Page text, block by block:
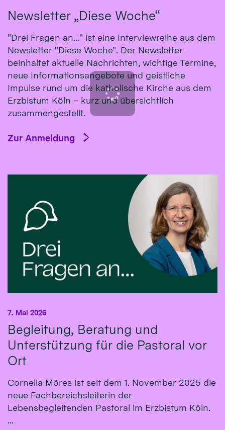
Newsletter „Diese Woche“
"Drei Fragen an..." ist eine Interviewreihe aus dem
Newsletter "Diese Woche". Der Newsletter
beinhaltet aktuelle Nachrichten, wichtige Termine,
neue Informationsangebote und geistliche
Impulse rund um die katholische Kirche aus dem
Erzbistum Köln – kurz und übersichtlich
zusammengestellt.
Zur Anmeldung
Begleitung, Beratung und
Unterstützung für die Pastoral vor
Ort
7. Mai 2026
Cornelia Möres ist seit dem 1. November 2025 die
neue Fachbereichsleiterin der
Lebensbegleitenden Pastoral im Erzbistum Köln.
...